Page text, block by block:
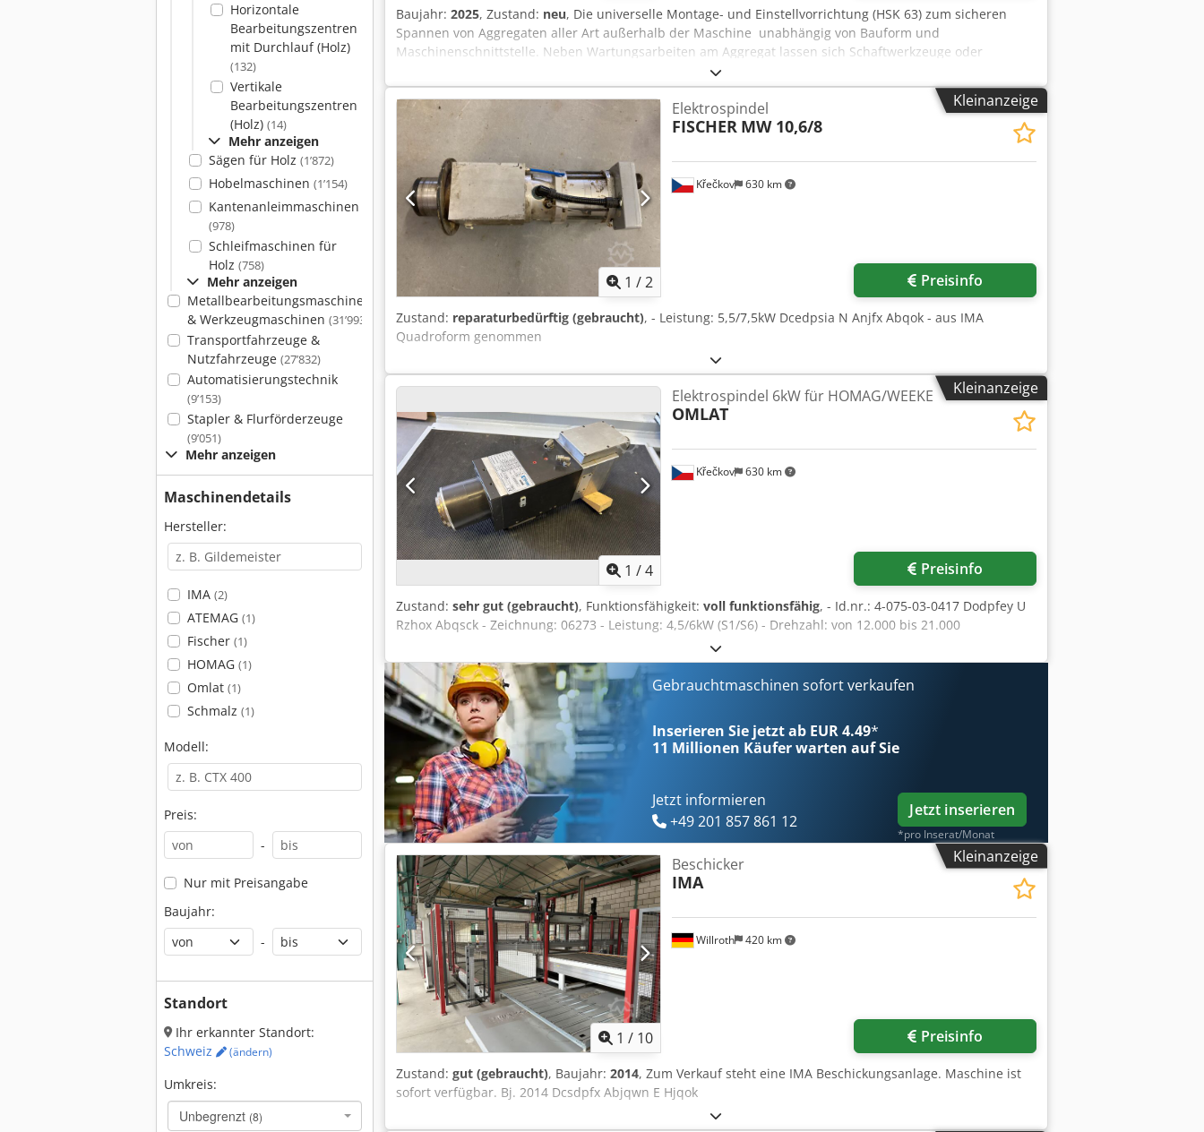
Horizontale
Bearbeitungszentren
mit Durchlauf (Holz)
(132)
Vertikale
Bearbeitungszentren
(Holz) (14)
Mehr anzeigen
Sägen für Holz (1’872)
Hobelmaschinen (1’154)
Kantenanleimmaschinen
(978)
Schleifmaschinen für
Holz (758)
Mehr anzeigen
Metallbearbeitungsmaschinen
& Werkzeugmaschinen (31’993)
Transportfahrzeuge &
Nutzfahrzeuge (27’832)
Automatisierungstechnik
(9’153)
Stapler & Flurförderzeuge
(9’051)
Mehr anzeigen
Maschinendetails
Hersteller:
IMA (2)
ATEMAG (1)
Fischer (1)
HOMAG (1)
Omlat (1)
Schmalz (1)
Modell:
Preis:
-
Nur mit Preisangabe
Baujahr:
-
Standort
Ihr erkannter Standort:
Schweiz
(ändern)
Umkreis:
Unbegrenzt (8)
Baujahr: 2025, Zustand: neu, Die universelle Montage- und Einstellvorrichtung (HSK 63) zum sicheren
Spannen von Aggregaten aller Art außerhalb der Maschine  unabhängig von Bauform und
Maschinenschnittstelle. Neben Wartungsarbeiten am Aggregat lassen sich Schaftwerkzeuge oder
komplette Werkzeugsätze zuverlässig montieren und einstellen, ganz gleich, ob im Aggregat, in
Spannfuttern oder auf Fräsdornen  schnell, präzise und sicher. Dank der Kompatibilität mit allen
gängigen Maschinenanbindungen ist die Vorrichtung flexibel einsetzbar, unabhängig von Position und
Anzahl der Arretier- bzw. Abstützbolzen am Aggregat. Auch Spannfutter mit Nesting-Turbine passen
problemlos. Ganz gleich ob Winkeleinstellungen am Schwenkaggregat, Einstellungen der
Werkzeugpositionen am Tastaggregat oder Werkzeugwechsel am Mehrspindelbohrkopf, unsere Montage-
und Einstellvorrichtung ist DER Helfer für jede Werkstatt mit CNC-Maschine. Einfache Handhabung von
Aggregaten verschiedenster Bauarten Dedpfoxmb Nwex Abqsck passend für alle gängigen
Maschinenschnittstellen Sicheres Spannen und Ausrichten von Werkzeugen Universell einsetzbar in
Montage, Service und Fertigung Robuste Bauweise für dauerhaften Einsatz Verfügbarkeit: sofort ab Lager
Lagerort: Flörsheim
Kleinanzeige
1 /2
Křečkov 630 km
Elektrospindel
FISCHER MW 10,6/8
Preisinfo
Zustand: reparaturbedürftig (gebraucht), - Leistung: 5,5/7,5kW Dcedpsia N Anjfx Abqok - aus IMA
Quadroform genommen
Kleinanzeige
1 /4
Křečkov 630 km
Elektrospindel 6kW für HOMAG/WEEKE
OMLAT
Preisinfo
Zustand: sehr gut (gebraucht), Funktionsfähigkeit: voll funktionsfähig, - Id.nr.: 4-075-03-0417 Dodpfey U
Rzhox Abqsck - Zeichnung: 06273 - Leistung: 4,5/6kW (S1/S6) - Drehzahl: von 12.000 bis 21.000
Gebrauchtmaschinen sofort verkaufen
Inserieren Sie jetzt ab EUR 4.49*
11 Millionen Käufer warten auf Sie
Jetzt informieren
+49 201 857 861 12
Jetzt inserieren
*pro Inserat/Monat
Kleinanzeige
1 / 10
Willroth 420 km
Beschicker
IMA
Preisinfo
Zustand: gut (gebraucht), Baujahr: 2014, Zum Verkauf steht eine IMA Beschickungsanlage. Maschine ist
sofort verfügbar. Bj. 2014 Dcsdpfx Abjqwn E Hjqok